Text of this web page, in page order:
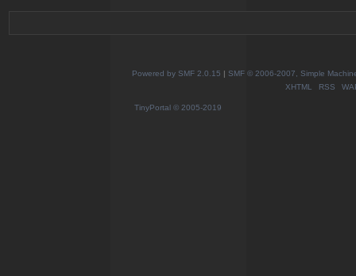
Powered by SMF 2.0.15
SMF © 2006-2007, Simple
XHTML
RSS
TinyPortal © 2005-2019